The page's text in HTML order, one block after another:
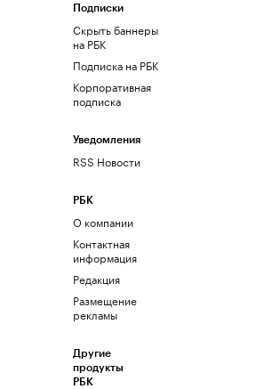
Подписки
Скрыть баннеры
на РБК
Подписка на РБК
Корпоративная
подписка
Уведомления
RSS Новости
РБК
О компании
Контактная
информация
Редакция
Размещение
рекламы
Другие
продукты
РБК